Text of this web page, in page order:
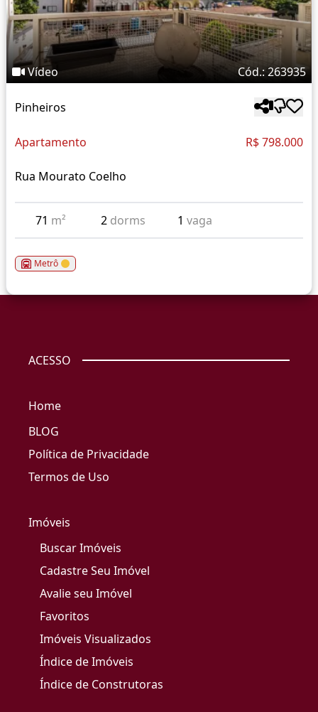
Vídeo Cód.: 263935
Pinheiros
Apartamento R$ 798.000
Rua Mourato Coelho
71 m² 2 dorms 1vaga
Metrô
ACESSO
Home
BLOG
Política de Privacidade
Termos de Uso
Imóveis
Buscar Imóveis
Cadastre Seu Imóvel
Avalie seu Imóvel
Favoritos
Imóveis Visualizados
Índice de Imóveis
Índice de Construtoras